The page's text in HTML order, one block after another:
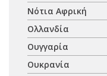
Νότια Αφρική
Ολλανδία
Ουγγαρία
Ουκρανία